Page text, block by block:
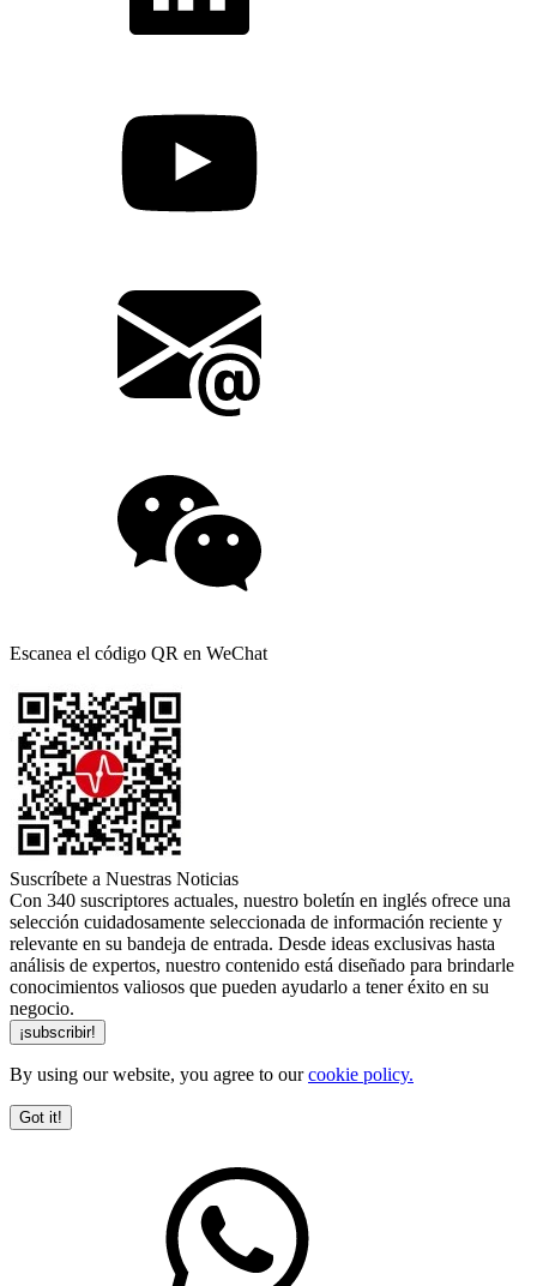
Escanea el código QR en WeChat
Suscríbete a Nuestras Noticias
Con 340 suscriptores actuales, nuestro boletín en inglés ofrece una
selección cuidadosamente seleccionada de información reciente y
relevante en su bandeja de entrada. Desde ideas exclusivas hasta
análisis de expertos, nuestro contenido está diseñado para brindarle
conocimientos valiosos que pueden ayudarlo a tener éxito en su
negocio.
By using our website, you agree to ourcookie policy.
Got it!